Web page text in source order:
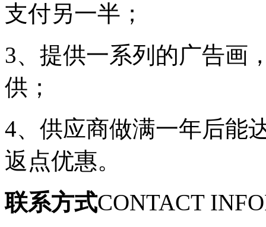
支付另一半；
3、提供一系列的广告画
供；
4、供应商做满一年后能
返点优惠。
联系方式CONTACT